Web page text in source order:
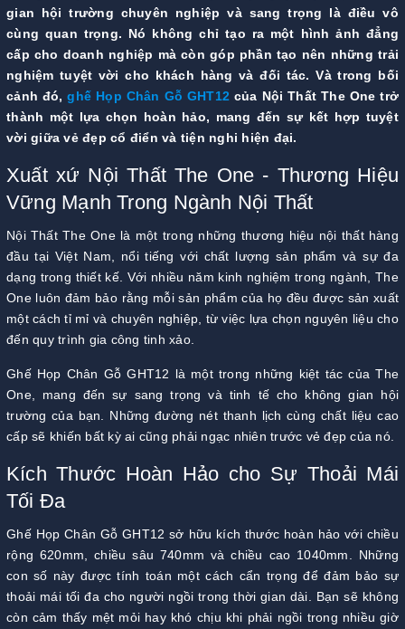
gian hội trường chuyên nghiệp và sang trọng là điều vô
cùng quan trọng. Nó không chỉ tạo ra một hình ảnh đẳng
cấp cho doanh nghiệp mà còn góp phần tạo nên những trải
nghiệm tuyệt vời cho khách hàng và đối tác. Và trong bối
cảnh đó,ghế Họp Chân Gỗ GHT12 của Nội Thất The One trở
thành một lựa chọn hoàn hảo, mang đến sự kết hợp tuyệt
vời giữa vẻ đẹp cổ điển và tiện nghi hiện đại.
Xuất xứ Nội Thất The One - Thương Hiệu
Vững Mạnh Trong Ngành Nội Thất
Nội Thất The One là một trong những thương hiệu nội thất hàng
đầu tại Việt Nam, nổi tiếng với chất lượng sản phẩm và sự đa
dạng trong thiết kế. Với nhiều năm kinh nghiệm trong ngành, The
One luôn đảm bảo rằng mỗi sản phẩm của họ đều được sản xuất
một cách tỉ mỉ và chuyên nghiệp, từ việc lựa chọn nguyên liệu cho
đến quy trình gia công tinh xảo.
Ghế Họp Chân Gỗ GHT12 là một trong những kiệt tác của The
One, mang đến sự sang trọng và tinh tế cho không gian hội
trường của bạn. Những đường nét thanh lịch cùng chất liệu cao
cấp sẽ khiến bất kỳ ai cũng phải ngạc nhiên trước vẻ đẹp của nó.
Kích Thước Hoàn Hảo cho Sự Thoải Mái
Tối Đa
Ghế Họp Chân Gỗ GHT12 sở hữu kích thước hoàn hảo với chiều
rộng 620mm, chiều sâu 740mm và chiều cao 1040mm. Những
con số này được tính toán một cách cẩn trọng để đảm bảo sự
thoải mái tối đa cho người ngồi trong thời gian dài. Bạn sẽ không
còn cảm thấy mệt mỏi hay khó chịu khi phải ngồi trong nhiều giờ